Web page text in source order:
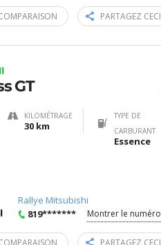
PARTAGEZ CECI
GT
KILOMÉTRAGE
30 km
TYPE DE
CARBURANT
Essence
Rallye Mitsubishi
819*******
Montrer le numéro
PARTAGEZ CECI